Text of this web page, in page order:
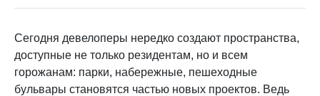
Сегодня девелоперы нередко создают пространства,
доступные не только резидентам, но и всем
горожанам: парки, набережные, пешеходные
бульвары становятся частью новых проектов. Ведь